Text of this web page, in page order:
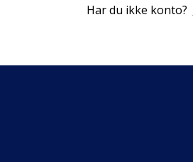
Har du ikke konto?